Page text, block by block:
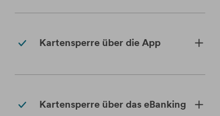
Kartensperre über die App
Kartensperre über das eBanking